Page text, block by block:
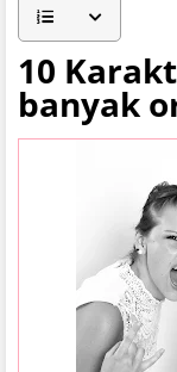
10
banyak